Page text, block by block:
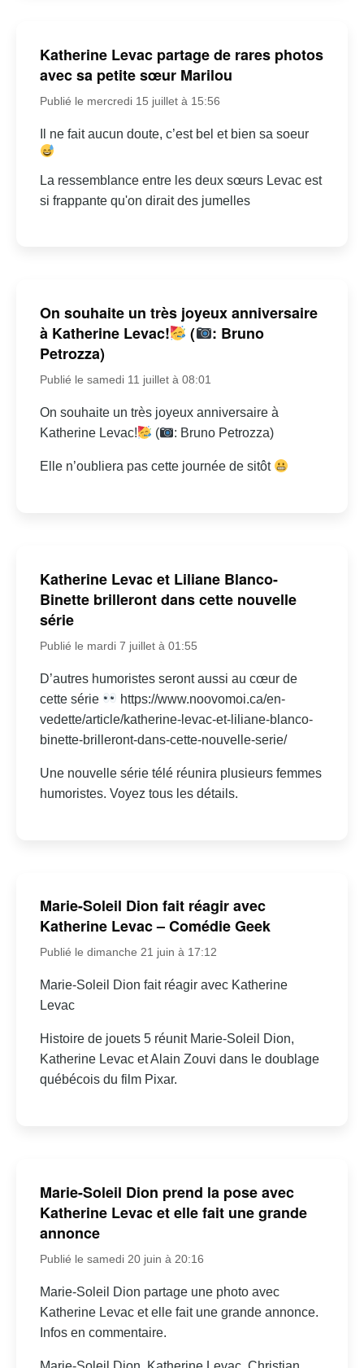
Katherine Levac partage de rares photos
avec sa petite sœur Marilou
Publié le mercredi 15 juillet à 15:56
Il ne fait aucun doute, c’est bel et bien sa soeur
La ressemblance entre les deux sœurs Levac est
si frappante qu'on dirait des jumelles
On souhaite un très joyeux anniversaire
à Katherine Levac!
(
: Bruno
Petrozza)
Publié le samedi 11 juillet à 08:01
On souhaite un très joyeux anniversaire à
Katherine Levac!
( : Bruno Petrozza)
Elle n’oubliera pas cette journée de sitôt
Katherine Levac et Liliane Blanco-
Binette brilleront dans cette nouvelle
série
Publié le mardi 7 juillet à 01:55
D’autres humoristes seront aussi au cœur de
cette série
https://www.noovomoi.ca/en-
vedette/article/katherine-levac-et-liliane-blanco-
binette-brilleront-dans-cette-nouvelle-serie/
Une nouvelle série télé réunira plusieurs femmes
humoristes. Voyez tous les détails.
Marie-Soleil Dion fait réagir avec
Katherine Levac – Comédie Geek
Publié le dimanche 21 juin à 17:12
Marie-Soleil Dion fait réagir avec Katherine
Levac
Histoire de jouets 5 réunit Marie-Soleil Dion,
Katherine Levac et Alain Zouvi dans le doublage
québécois du film Pixar.
Marie-Soleil Dion prend la pose avec
Katherine Levac et elle fait une grande
annonce
Publié le samedi 20 juin à 20:16
Marie-Soleil Dion partage une photo avec
Katherine Levac et elle fait une grande annonce.
Infos en commentaire.